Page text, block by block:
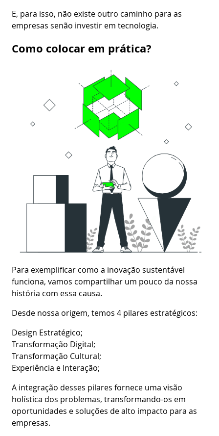
E, para isso, não existe outro caminho para as
empresas senão investir em tecnologia.
Como colocar em prática?
Para exemplificar como a inovação sustentável
funciona, vamos compartilhar um pouco da nossa
história com essa causa.
Desde nossa origem, temos 4 pilares estratégicos:
Design Estratégico;
Transformação Digital;
Transformação Cultural;
Experiência e Interação;
A integração desses pilares fornece uma visão
holística dos problemas, transformando-os em
oportunidades e soluções de alto impacto para as
empresas.